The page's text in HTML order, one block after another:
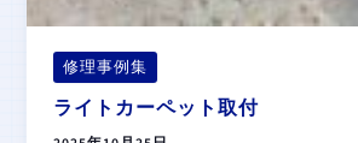
修理事例集
ライトカーペット取付